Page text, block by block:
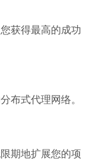
获得最高的成功
布式代理网络。
期地扩展您的项